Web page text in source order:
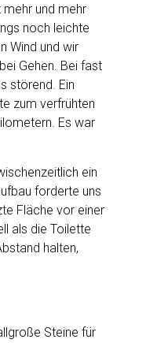
und mehr
noch leichte
Wind und wir
Gehen. Bei fast
störend. Ein
zum verfrühten
Es war
ein
forderte uns
Fläche vor einer
als die Toilette
halten,
Steine für